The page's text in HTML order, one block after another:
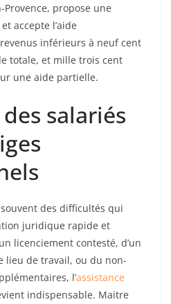
Provence, propose une
accepte l’aide
inférieurs à neuf cent
totale, et mille trois cent
une aide partielle.
salariés
des difficultés qui
juridique rapide et
licenciement contesté, d’un
lieu de travail, ou du non-
l’assistance
indispensable. Maitre